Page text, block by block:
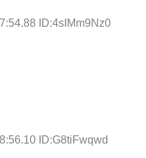
ID:4sIMm9Nz0
ID:G8tiFwqwd